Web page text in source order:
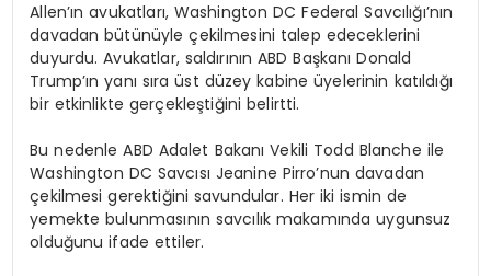
Allen’ın avukatları, Washington DC Federal Savcılığı’nın
davadan bütünüyle çekilmesini talep edeceklerini
duyurdu. Avukatlar, saldırının ABD Başkanı Donald
Trump’ın yanı sıra üst düzey kabine üyelerinin katıldığı
bir etkinlikte gerçekleştiğini belirtti.
Bu nedenle ABD Adalet Bakanı Vekili Todd Blanche ile
Washington DC Savcısı Jeanine Pirro’nun davadan
çekilmesi gerektiğini savundular. Her iki ismin de
yemekte bulunmasının savcılık makamında uygunsuz
olduğunu ifade ettiler.